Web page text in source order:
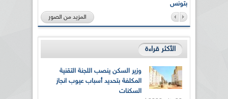
بتونس
المزيد من الصور
الأكثر قراءة
وزير السكن ينصب اللجنة التقنية
المكلفة بتحديد أسباب عيوب انجاز
السكنات